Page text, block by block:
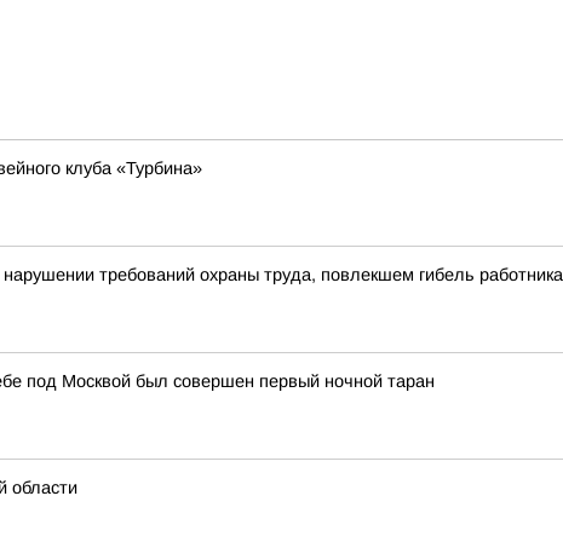
клуба «Турбина»
требований охраны труда, повлекшем гибель работника
под Москвой был совершен первый ночной таран
области